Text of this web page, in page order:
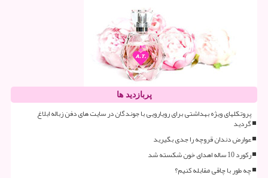
پربازدید ها
پروتکلهای ویژه بهداشتی برای رویارویی با جوندگان در سایت های دفن زباله ابلاغ
گردید
عوارض دندان قروچه را جدی بگیرید
رکورد 10 ساله اهدای خون شکسته شد
چه طور با چاقی مقابله کنیم؟